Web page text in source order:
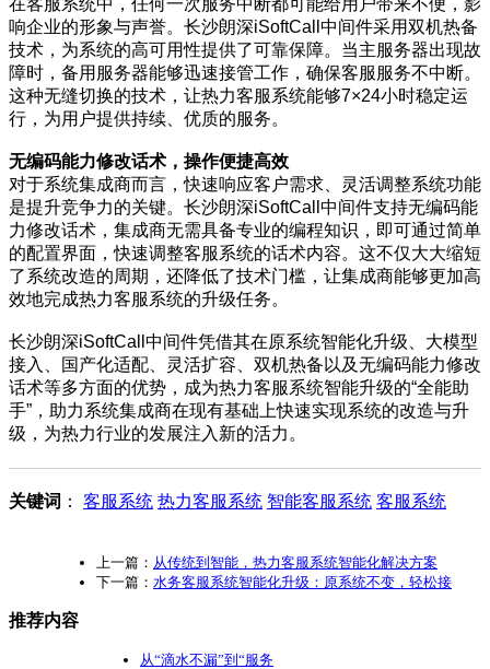
响企业的形象与声誉。长沙朗深iSoftCall中间件采用双机热备
技术，为系统的高可用性提供了可靠保障。当主服务器出现故
障时，备用服务器能够迅速接管工作，确保客服服务不中断。
这种无缝切换的技术，让热力客服系统能够7×24小时稳定运
行，为用户提供持续、优质的服务。
无编码能力修改话术，操作便捷高效
对于系统集成商而言，快速响应客户需求、灵活调整系统功能
是提升竞争力的关键。长沙朗深iSoftCall中间件支持无编码能
力修改话术，集成商无需具备专业的编程知识，即可通过简单
的配置界面，快速调整客服系统的话术内容。这不仅大大缩短
了系统改造的周期，还降低了技术门槛，让集成商能够更加高
效地完成热力客服系统的升级任务。
长沙朗深iSoftCall中间件凭借其在原系统智能化升级、大模型
接入、国产化适配、灵活扩容、双机热备以及无编码能力修改
话术等多方面的优势，成为热力客服系统智能升级的“全能助
手”，助力系统集成商在现有基础上快速实现系统的改造与升
级，为热力行业的发展注入新的活力。
关键词 ： 客服系统 热力客服系统 智能客服系统 客服系统
上一篇： 从传统到智能，热力客服系统智能化解决方案
下一篇： 水务客服系统智能化升级：原系统不变，轻松接
推荐内容
从“滴水不漏”到“服务